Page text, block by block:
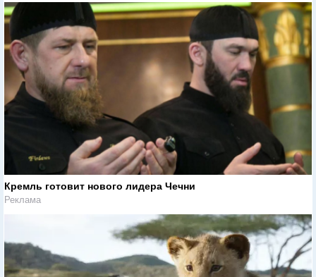
Кремль готовит нового лидера Чечни
Реклама